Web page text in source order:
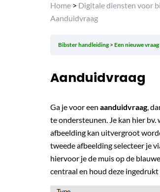
Home > Digitale diensten voor
Aanduidvraag
Bibster handleiding Een nieuwe
Aanduidvraag
Ga je voor een aanduidvraag,
te ondersteunen. Je kan hier
afbeelding kan uitvergroot
tweede afbeelding selecteer je
hiervoor je de muis op de
centraal en houd deze